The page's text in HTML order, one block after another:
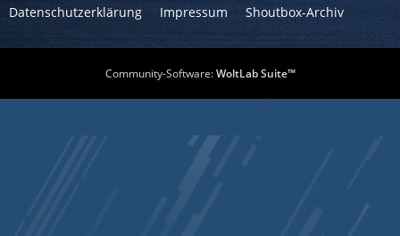
Datenschutzerklärung Impressum Shoutbox-Archiv
Community-Software:WoltLab Suite™